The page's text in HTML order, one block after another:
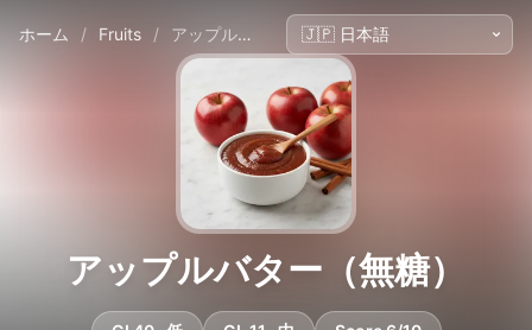
ホーム / Fruits / アップルバター（無糖）
アップルバター（無糖）